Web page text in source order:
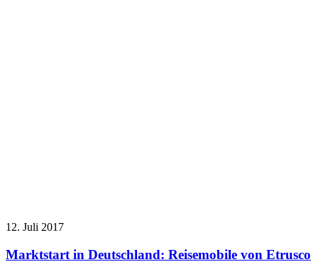
12. Juli 2017
Marktstart in Deutschland: Reisemobile von Etrusco